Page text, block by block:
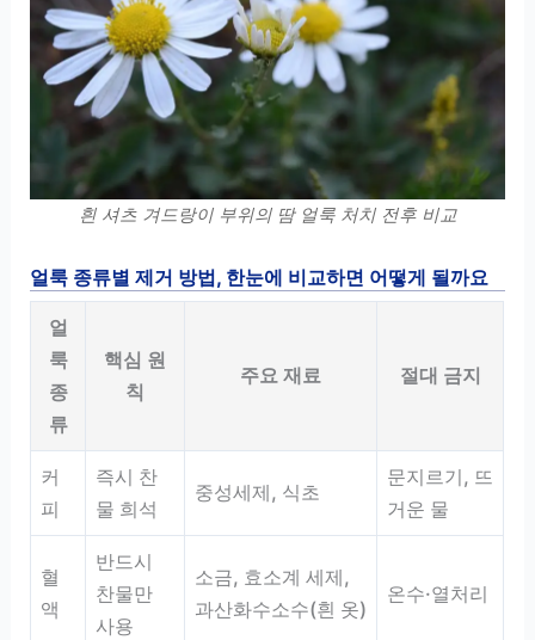
흰 셔츠 겨드랑이 부위의 땀 얼룩 처치 전후 비교
얼룩 종류별 제거 방법, 한눈에 비교하면 어떻게 될까요
얼
룩
종
류
핵심 원
칙
주요 재료 절대 금지
커
피
즉시 찬
물 희석
중성세제, 식초
문지르기, 뜨
거운 물
혈
액
반드시
찬물만
사용
소금, 효소계 세제,
과산화수소수(흰 옷)
온수·열처리